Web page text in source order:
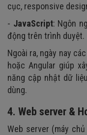
cục, responsive
- JavaScript: Ngôn
động trên trình duyệt.
Ngoài ra, ngày nay
hoặc Angular giúp
năng cập nhật dữ
dùng.
4. Web server &
Web server (máy